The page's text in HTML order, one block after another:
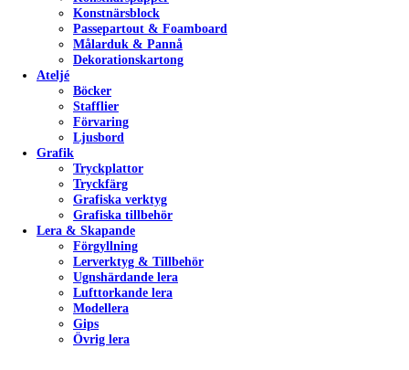
Konstnärsblock
Passepartout & Foamboard
Målarduk & Pannå
Dekorationskartong
Ateljé
Böcker
Stafflier
Förvaring
Ljusbord
Grafik
Tryckplattor
Tryckfärg
Grafiska verktyg
Grafiska tillbehör
Lera & Skapande
Förgyllning
Lerverktyg & Tillbehör
Ugnshärdande lera
Lufttorkande lera
Modellera
Gips
Övrig lera